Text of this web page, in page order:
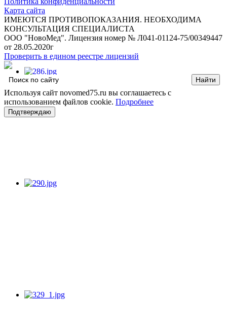
Карта сайта
ИМЕЮТСЯ ПРОТИВОПОКАЗАНИЯ. НЕОБХОДИМА
КОНСУЛЬТАЦИЯ СПЕЦИАЛИСТА
ООО "НовоМед". Лицензия номер № Л041-01124-75/00349447
от 28.05.2020г
Проверить в едином реестре лицензий
Используя сайт novomed75.ru вы соглашаетесь с
использованием файлов cookie. Подробнее
Подтверждаю